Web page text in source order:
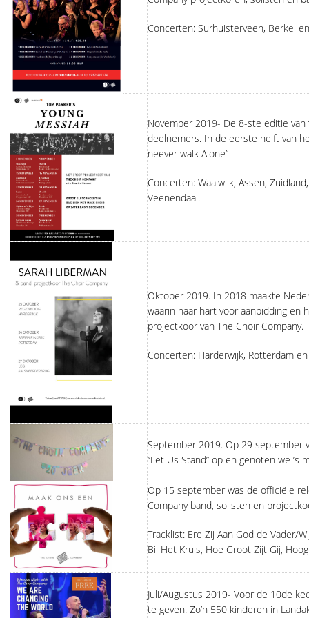
FAQ
KORTE PROJECTEN
PRAISE COMMUNITY
ELINE BAKKER
BESTELLEN CD
Concerten: Surhuisterveen, Berkel
November 2019- De 8-ste editie van
deelnemers. In de eerste helft van
neever walk Alone”
Concerten: Waalwijk, Assen,
Veenendaal.
Oktober 2019. In 2018 maakte
waarin haar hart voor aanbidding en
projectkoor van The Choir Company.
Concerten: Harderwijk, Rotterdam
September 2019. Op 29 september
“Let Us Stand” op en genoten we ’s
Op 15 september was de officiële
Company band, solisten en
Tracklist: Ere Zij Aan God de Vader/
Bij Het Kruis, Hoe Groot Zijt Gij,
Juli/Augustus 2019- Voor de 10de
te geven. Zo’n 550 kinderen in